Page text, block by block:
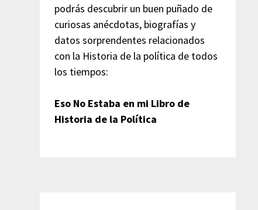
podrás descubrir un buen puñado de
curiosas anécdotas, biografías y
datos sorprendentes relacionados
con la Historia de la política de todos
los tiempos:
Eso No Estaba en mi Libro de
Historia de la Política